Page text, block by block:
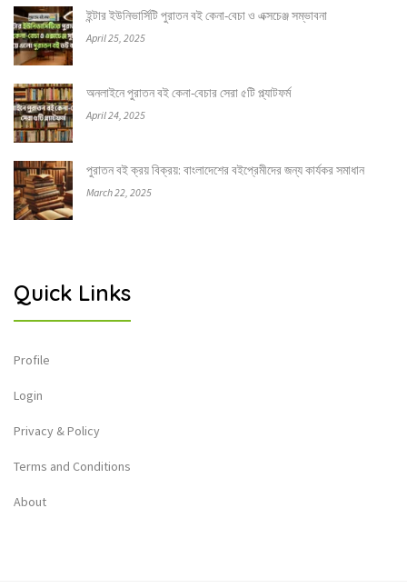
ইন্টার ইউনিভার্সিটি পুরাতন বই কেনা-বেচা ও এক্সচেঞ্জ সম্ভাবনা
April 25, 2025
অনলাইনে পুরাতন বই কেনা-বেচার সেরা ৫টি প্ল্যাটফর্ম
April 24, 2025
পুরাতন বই ক্রয় বিক্রয়: বাংলাদেশের বইপ্রেমীদের জন্য কার্যকর সমাধান
March 22, 2025
Quick Links
Profile
Login
Privacy & Policy
Terms and Conditions
About